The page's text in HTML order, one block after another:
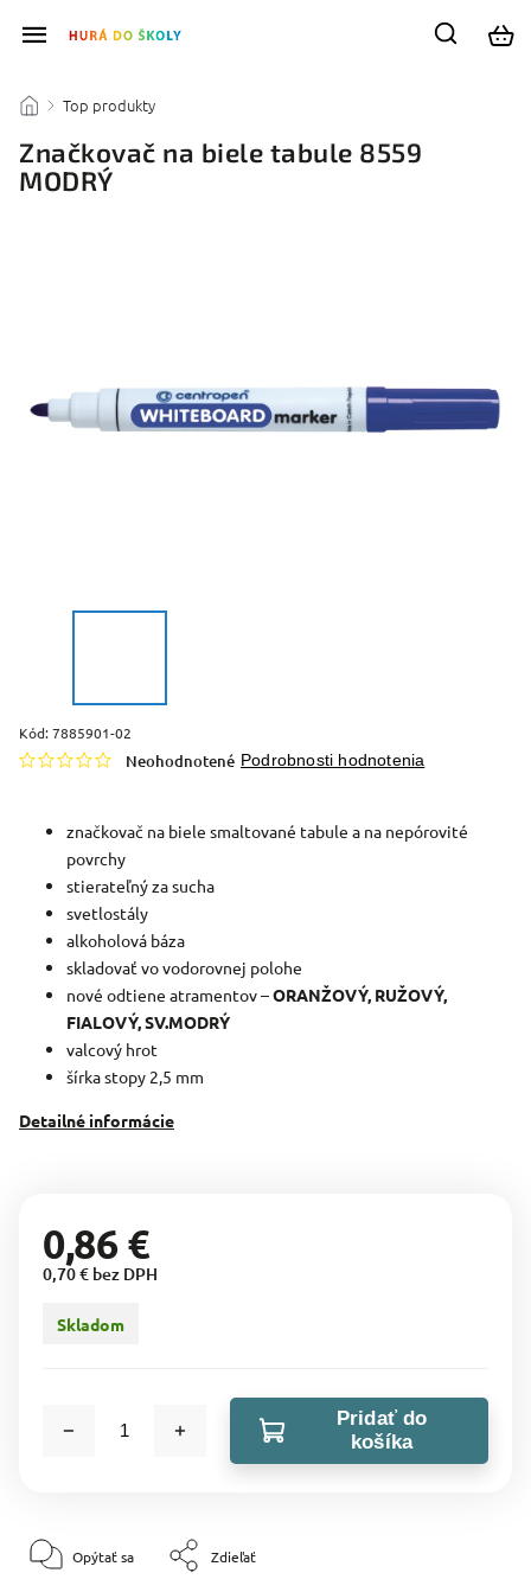
/ Top produkty
Značkovač na biele tabule 8559
MODRÝ
Kód:7885901-02
Neohodnotené Podrobnosti hodnotenia
značkovač na biele smaltované tabule a na nepórovité
povrchy
stierateľný za sucha
svetlostály
alkoholová báza
skladovať vo vodorovnej polohe
nové odtiene atramentov –ORANŽOVÝ, RUŽOVÝ,
FIALOVÝ, SV.MODRÝ
valcový hrot
šírka stopy 2,5 mm
Detailné informácie
0,86 €
0,70 € bez DPH
Skladom
Pridať do
košíka
Opýtať sa Zdieľať